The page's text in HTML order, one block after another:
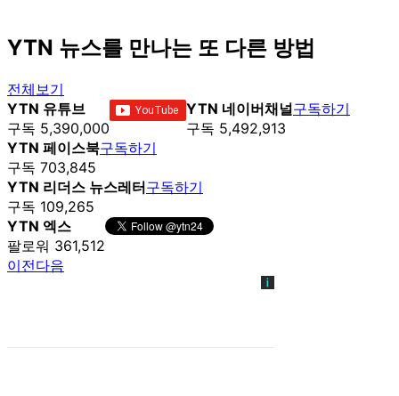
YTN 뉴스를 만나는 또 다른 방법
전체보기
YTN 유튜브
구독 5,390,000
YTN 네이버채널
구독 5,492,913
구독하기
YTN 페이스북
구독 703,845
구독하기
YTN 리더스 뉴스레터
구독 109,265
구독하기
YTN 엑스
팔로워 361,512
이전다음